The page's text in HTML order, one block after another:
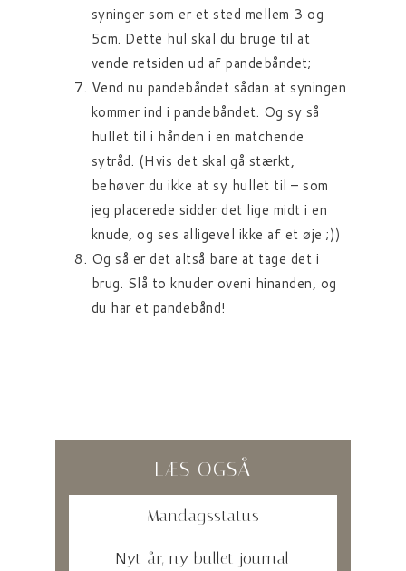
syninger som er et sted mellem 3 og
5cm. Dette hul skal du bruge til at
vende retsiden ud af pandebåndet;
Vend nu pandebåndet sådan at syningen
kommer ind i pandebåndet. Og sy så
hullet til i hånden i en matchende
sytråd. (Hvis det skal gå stærkt,
behøver du ikke at sy hullet til – som
jeg placerede sidder det lige midt i en
knude, og ses alligevel ikke af et øje ;))
Og så er det altså bare at tage det i
brug. Slå to knuder oveni hinanden, og
du har et pandebånd!
LÆS OGSÅ
Mandagsstatus
Nyt år, ny bullet journal